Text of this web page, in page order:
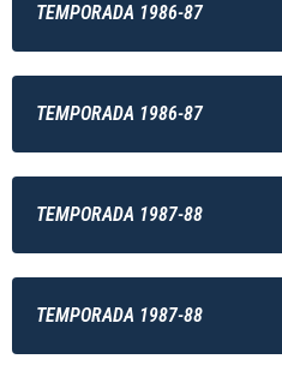
TEMPORADA 1986-87
TEMPORADA 1986-87
TEMPORADA 1987-88
TEMPORADA 1987-88